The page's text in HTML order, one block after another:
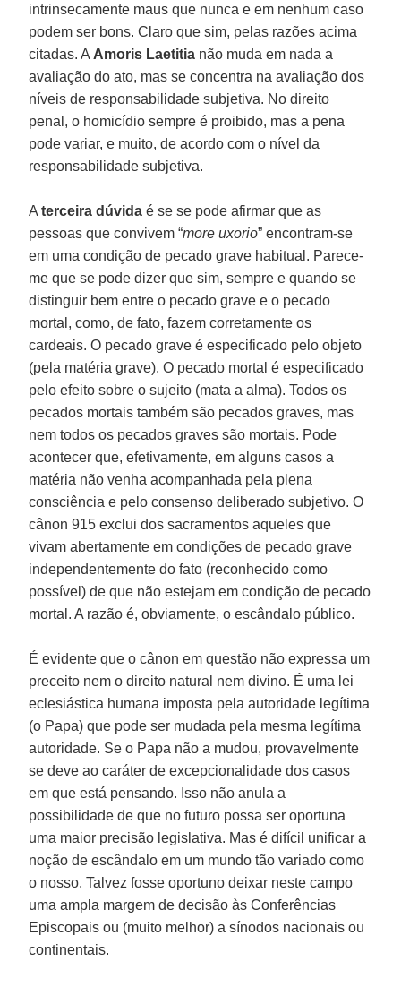
intrinsecamente maus que nunca e em nenhum caso
podem ser bons. Claro que sim, pelas razões acima
citadas. A Amoris Laetitia não muda em nada a
avaliação do ato, mas se concentra na avaliação dos
níveis de responsabilidade subjetiva. No direito
penal, o homicídio sempre é proibido, mas a pena
pode variar, e muito, de acordo com o nível da
responsabilidade subjetiva.
Aterceira dúvida é se se pode afirmar que as
pessoas que convivem “more uxorio” encontram-se
em uma condição de pecado grave habitual. Parece-
me que se pode dizer que sim, sempre e quando se
distinguir bem entre o pecado grave e o pecado
mortal, como, de fato, fazem corretamente os
cardeais. O pecado grave é especificado pelo objeto
(pela matéria grave). O pecado mortal é especificado
pelo efeito sobre o sujeito (mata a alma). Todos os
pecados mortais também são pecados graves, mas
nem todos os pecados graves são mortais. Pode
acontecer que, efetivamente, em alguns casos a
matéria não venha acompanhada pela plena
consciência e pelo consenso deliberado subjetivo. O
cânon 915 exclui dos sacramentos aqueles que
vivam abertamente em condições de pecado grave
independentemente do fato (reconhecido como
possível) de que não estejam em condição de pecado
mortal. A razão é, obviamente, o escândalo público.
É evidente que o cânon em questão não expressa um
preceito nem o direito natural nem divino. É uma lei
eclesiástica humana imposta pela autoridade legítima
(o Papa) que pode ser mudada pela mesma legítima
autoridade. Se o Papa não a mudou, provavelmente
se deve ao caráter de excepcionalidade dos casos
em que está pensando. Isso não anula a
possibilidade de que no futuro possa ser oportuna
uma maior precisão legislativa. Mas é difícil unificar a
noção de escândalo em um mundo tão variado como
o nosso. Talvez fosse oportuno deixar neste campo
uma ampla margem de decisão às Conferências
Episcopais ou (muito melhor) a sínodos nacionais ou
continentais.